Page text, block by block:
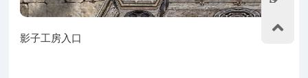
影子工房入口